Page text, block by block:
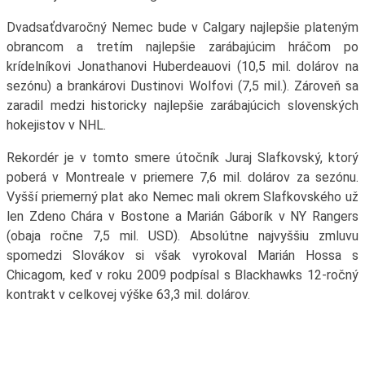
Dvadsaťdvaročný Nemec bude v Calgary najlepšie plateným
obrancom a tretím najlepšie zarábajúcim hráčom po
krídelníkovi Jonathanovi Huberdeauovi (10,5 mil. dolárov na
sezónu) a brankárovi Dustinovi Wolfovi (7,5 mil.). Zároveň sa
zaradil medzi historicky najlepšie zarábajúcich slovenských
hokejistov v NHL.
Rekordér je v tomto smere útočník Juraj Slafkovský, ktorý
poberá v Montreale v priemere 7,6 mil. dolárov za sezónu.
Vyšší priemerný plat ako Nemec mali okrem Slafkovského už
len Zdeno Chára v Bostone a Marián Gáborík v NY Rangers
(obaja ročne 7,5 mil. USD). Absolútne najvyššiu zmluvu
spomedzi Slovákov si však vyrokoval Marián Hossa s
Chicagom, keď v roku 2009 podpísal s Blackhawks 12-ročný
kontrakt v celkovej výške 63,3 mil. dolárov.